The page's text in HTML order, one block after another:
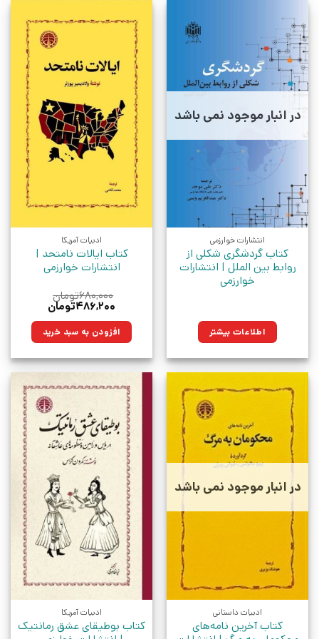
در انبار موجود نمی باشد
انتشارات خوارزمی
کتاب گردشگری شکلی از
روابط بین الملل | انتشارات
خوارزمی
اطلاعات بیشتر
ادبیات آمریکا
کتاب ایالات نامتحد |
انتشارات خوارزمی
۶۸۰,۰۰۰تومان
قیمت
۶۸۰,۰۰۰تومان
بود.
۴۸۶,۲۰۰تومان
۴۸۶,۲۰۰تومان.افزودن به سبد خرید
در انبار موجود نمی باشد
ادبیات داستانی
کتاب آخرین نامه‌های
ادبیات آمریکا
کتاب بوطیقای عشق رمانتیک